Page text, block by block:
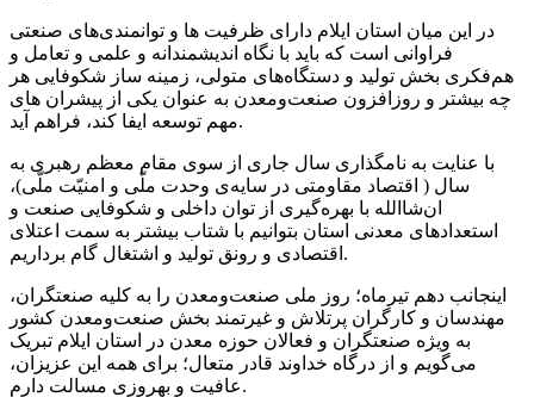
در این میان استان ایلام دارای ظرفیت ها و توانمندی‌های صنعتی
فراوانی است که باید با نگاه اندیشمندانه و علمی و تعامل و
هم‌فکری بخش تولید و دستگاه‌های متولی، زمینه ساز شکوفایی هر
چه بیشتر و روزافزون صنعت‌ومعدن به عنوان یکی از پیشران های
مهم توسعه ایفا کند، فراهم آید.
با عنایت به نامگذاری سال جاری از سوی مقام معظم رهبری به
سال ( اقتصاد مقاومتی در سایه‌ی وحدت ملّی و امنیّت ملّی)،
ان‌‌شاالله با بهره‌گیری از توان داخلی و شکوفایی صنعت و
استعدادهای معدنی استان بتوانیم با شتاب بیشتر به سمت اعتلای
اقتصادی و رونق تولید و اشتغال گام برداریم.
اینجانب دهم تیرماه؛ روز ملی صنعت‌ومعدن را به کلیه صنعتگران،
مهندسان و کارگران پرتلاش و غیرتمند بخش صنعت‌و‌معدن کشور
به ویژه صنعتگران و فعالان حوزه معدن در استان ایلام تبریک
می‌گویم و از درگاه خداوند قادر متعال؛ برای همه این عزیزان،
عافیت و بهروزی مسالت دارم.